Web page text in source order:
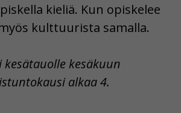
kieliä. Kun opiskelee
kulttuurista samalla.
kesätauolle kesäkuun
alkaa 4.